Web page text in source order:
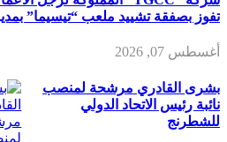
تفوز بصفقة تشييد ملعب “تيسيما” بمدينة
أغسطس 07, 2026
بشرى القادري مرشحة لمنصب
نائبة رئيس الاتحاد الدولي
للشطرنج